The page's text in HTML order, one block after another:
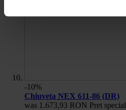
-10%
Chiuveta NEX 611-86 (DR)
was 1.673,93 RON Pret special